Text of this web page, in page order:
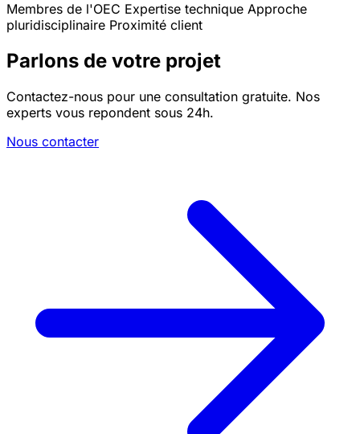
Membres de l'OEC Expertise technique Approche
pluridisciplinaire Proximité client
Parlons de votre projet
Contactez-nous pour une consultation gratuite. Nos
experts vous repondent sous 24h.
Nous contacter